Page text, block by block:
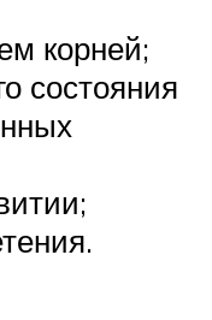
корней;
состояния